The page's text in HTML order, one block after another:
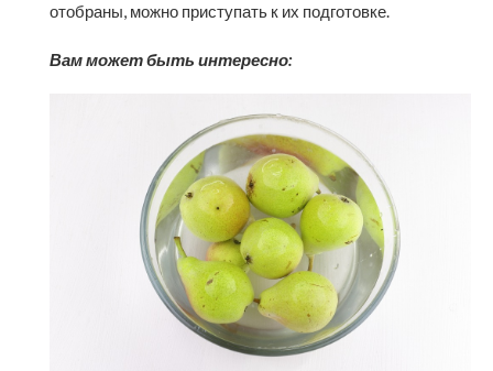
отобраны, можно приступать к их подготовке.
Вам может быть интересно: